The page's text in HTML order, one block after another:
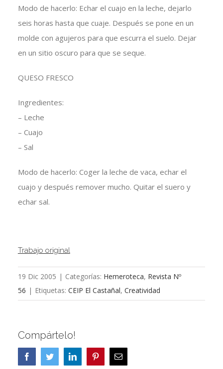
Modo de hacerlo: Echar el cuajo en la leche, dejarlo
seis horas hasta que cuaje. Después se pone en un
molde con agujeros para que escurra el suelo. Dejar
en un sitio oscuro para que se seque.
QUESO FRESCO
Ingredientes:
– Leche
– Cuajo
– Sal
Modo de hacerlo: Coger la leche de vaca, echar el
cuajo y después remover mucho. Quitar el suero y
echar sal.
Trabajo original
19 Dic 2005 | Categorías: Hemeroteca, Revista Nº
56 | Etiquetas: CEIP El Castañal, Creatividad
Compártelo!
FacebookTwitterLinkedInPinterestCorreo
electrónico